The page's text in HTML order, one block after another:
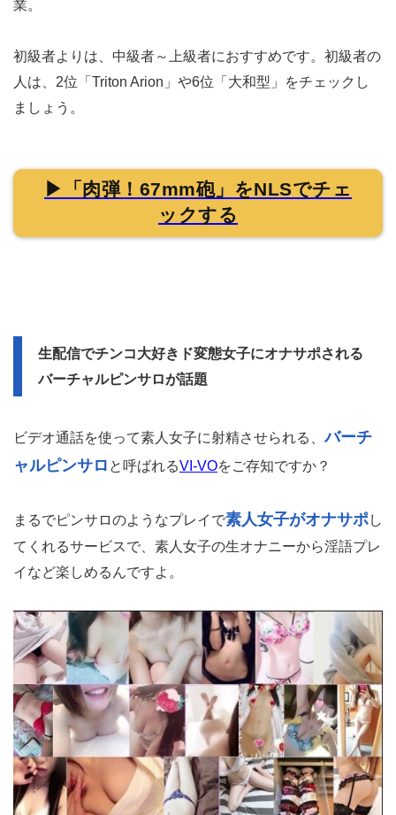
業。
初級者よりは、中級者～上級者におすすめです。初級者の
人は、2位「Triton Arion」や6位「大和型」をチェックし
ましょう。
▶「肉弾！67mm砲」をNLSでチェ
ックする
生配信でチンコ大好きド変態女子にオナサポされる
バーチャルピンサロが話題
ビデオ通話を使って素人女子に射精させられる、バーチ
ャルピンサロ と呼ばれるVI-VOをご存知ですか？
まるでピンサロのようなプレイで素人女子がオナサポし
てくれるサービスで、素人女子の生オナニーから淫語プレ
イなど楽しめるんですよ。